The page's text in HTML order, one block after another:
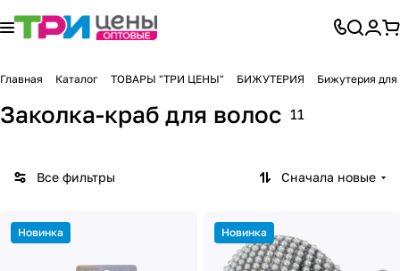
Главная Каталог ТОВАРЫ "ТРИ ЦЕНЫ" БИЖУТЕРИЯ Бижутерия для
Заколка-краб для волос 11
Все фильтры Сначала новые
Новинка Новинка